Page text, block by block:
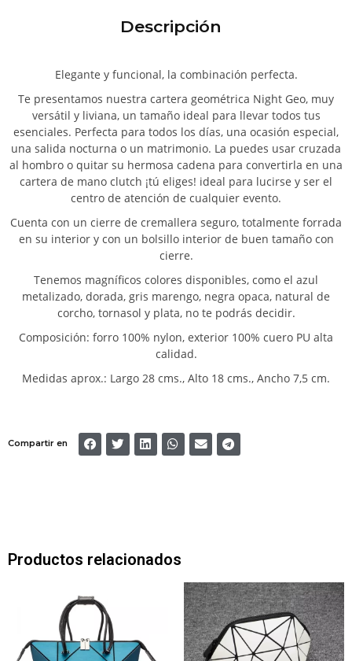
Descripción
Elegante y funcional, la combinación perfecta.
Te presentamos nuestra cartera geométrica Night Geo, muy
versátil y liviana, un tamaño ideal para llevar todos tus
esenciales. Perfecta para todos los días, una ocasión especial,
una salida nocturna o un matrimonio. La puedes usar cruzada
al hombro o quitar su hermosa cadena para convertirla en una
cartera de mano clutch ¡tú eliges! ideal para lucirse y ser el
centro de atención de cualquier evento.
Cuenta con un cierre de cremallera seguro, totalmente forrada
en su interior y con un bolsillo interior de buen tamaño con
cierre.
Tenemos magníficos colores disponibles, como el azul
metalizado, dorada, gris marengo, negra opaca, natural de
corcho, tornasol y plata, no te podrás decidir.
Composición: forro 100% nylon, exterior 100% cuero PU alta
calidad.
Medidas aprox.: Largo 28 cms., Alto 18 cms., Ancho 7,5 cm.
Compartir en
Productos relacionados